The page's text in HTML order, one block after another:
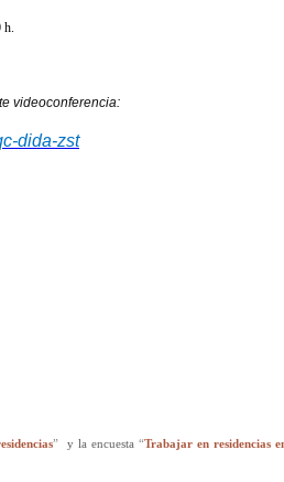
h.
videoconferencia:
dida-zst
” y la encuesta “Trabajar en residencias